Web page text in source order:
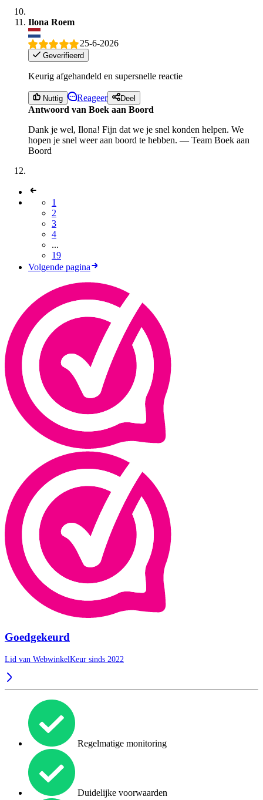
Ilona Roem
25-6-2026
Geverifieerd
Keurig afgehandeld en supersnelle reactie
Nuttig Reageer Deel
Antwoord van Boek aan Boord
Dank je wel, Ilona! Fijn dat we je snel konden helpen. We
hopen je snel weer aan boord te hebben. — Team Boek aan
Boord
1
2
3
4
...
19
Volgende pagina
Goedgekeurd
Lid van WebwinkelKeur sinds 2022
Regelmatige monitoring
Duidelijke voorwaarden